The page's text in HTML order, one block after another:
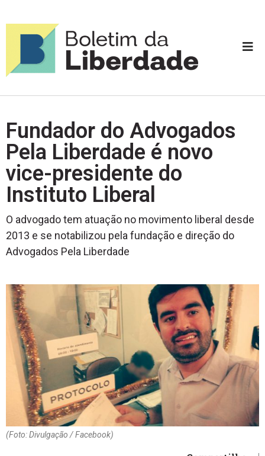
Fundador do Advogados
Pela Liberdade é novo
vice-presidente do
Instituto Liberal
O advogado tem atuação no movimento liberal desde
2013 e se notabilizou pela fundação e direção do
Advogados Pela Liberdade
(Foto: Divulgação / Facebook)